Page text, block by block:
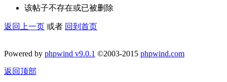
该帖子不存在或已被删除
返回上一页 或者 回到首页
Powered by phpwind v9.0.1 ©2003-2015 phpwind.com
返回顶部